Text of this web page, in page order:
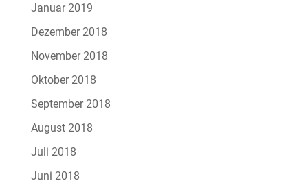
Januar 2019
Dezember 2018
November 2018
Oktober 2018
September 2018
August 2018
Juli 2018
Juni 2018